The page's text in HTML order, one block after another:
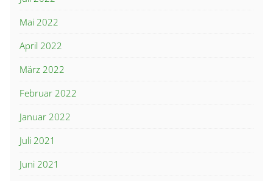
Mai 2022
April 2022
März 2022
Februar 2022
Januar 2022
Juli 2021
Juni 2021